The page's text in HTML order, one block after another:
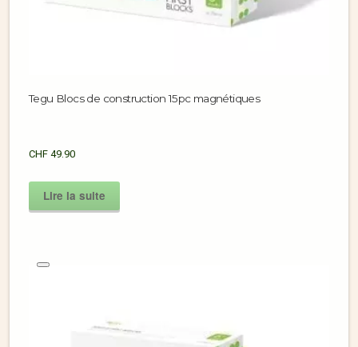
Tegu Blocs de construction 15pc magnétiques
CHF 49.90
Lire la suite